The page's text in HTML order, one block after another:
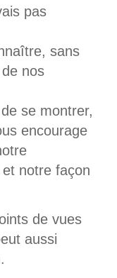
pas
sans
nos
se montrer,
encourage
notre façon
de vues
aussi